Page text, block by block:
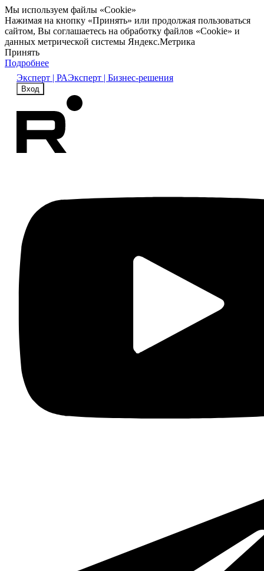
Мы используем файлы «Cookie»
Нажимая на кнопку «Принять» или продолжая пользоваться
сайтом, Вы соглашаетесь на обработку файлов «Cookie» и
данных метрической системы Яндекс.Метрика
Принять
Подробнее
Эксперт | РАЭксперт | Бизнес-решения
Вход